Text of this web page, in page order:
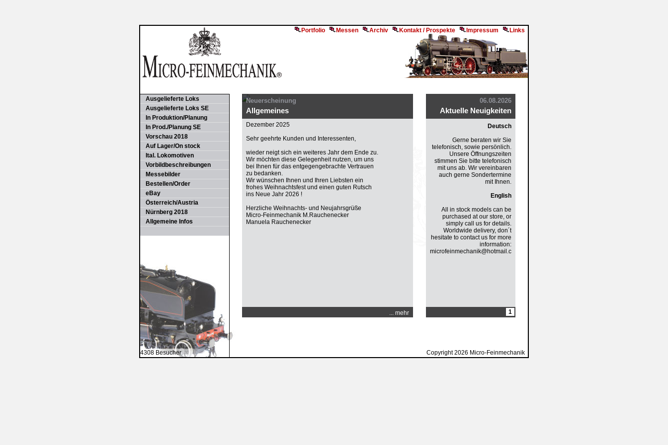
Portfolio Messen Archiv Kontakt / Prospekte Impressum Links
Ausgelieferte Loks
Ausgelieferte Loks SE
In Produktion/Planung
In Prod./Planung SE
Vorschau 2018
Auf Lager/On stock
Ital. Lokomotiven
Vorbildbeschreibungen
Messebilder
Bestellen/Order
eBay
Österreich/Austria
Nürnberg 2018
Allgemeine Infos
Neuerscheinung
Allgemeines
Dezember 2025
Sehr geehrte Kunden und Interessenten,
wieder neigt sich ein weiteres Jahr dem Ende zu.
Wir möchten diese Gelegenheit nutzen, um uns
bei Ihnen für das entgegengebrachte Vertrauen
zu bedanken.
Wir wünschen Ihnen und Ihren Liebsten ein
frohes Weihnachtsfest und einen guten Rutsch
ins Neue Jahr 2026 !
Herzliche Weihnachts- und Neujahrsgrüße
Micro-Feinmechanik M.Rauchenecker
Manuela Rauchenecker
... mehr
06.08.2026
Aktuelle Neuigkeiten
Deutsch
Gerne beraten wir Sie
telefonisch, sowie persönlich.
Unsere Öffnungszeiten
stimmen Sie bitte telefonisch
mit uns ab. Wir vereinbaren
auch gerne Sondertermine
mit Ihnen.
English
All in stock models can be
purchased at our store, or
simply call us for details.
Worldwide delivery, don´t
hesitate to contact us for more
information:
microfeinmechanik@hotmail.com.
1
4308 Besucher Copyright 2026 Micro-Feinmechanik